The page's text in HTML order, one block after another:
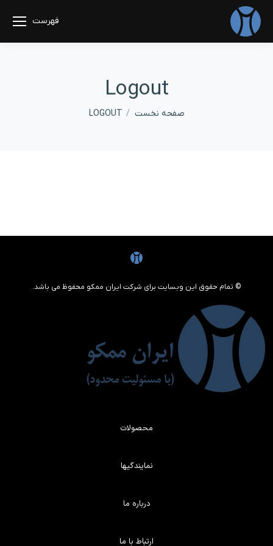
فهرست
Logout
مکان شما:
صفحه نخست LOGOUT
© تمام حقوق این وبسایت برای شرکت ایران ممکو محفوظ می باشد.
محصولات
نمایندگیها
درباره ما
ارتباط با ما